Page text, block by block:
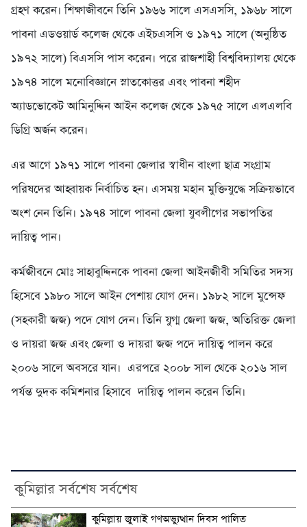
গ্রহণ করেন। শিক্ষাজীবনে তিনি ১৯৬৬ সালে এসএসসি, ১৯৬৮ সালে
পাবনা এডওয়ার্ড কলেজ থেকে এইচএসসি ও ১৯৭১ সালে (অনুষ্ঠিত
১৯৭২ সালে) বিএসসি পাস করেন। পরে রাজশাহী বিশ্ববিদ্যালয় থেকে
১৯৭৪ সালে মনোবিজ্ঞানে স্নাতকোত্তর এবং পাবনা শহীদ
অ্যাডভোকেট আমিনুদ্দিন আইন কলেজ থেকে ১৯৭৫ সালে এলএলবি
ডিগ্রি অর্জন করেন।
এর আগে ১৯৭১ সালে পাবনা জেলার স্বাধীন বাংলা ছাত্র সংগ্রাম
পরিষদের আহ্বায়ক নির্বাচিত হন। এসময় মহান মুক্তিযুদ্ধে সক্রিয়ভাবে
অংশ নেন তিনি। ১৯৭৪ সালে পাবনা জেলা যুবলীগের সভাপতির
দায়িত্ব পান।
কর্মজীবনে মোঃ সাহাবুদ্দিনকে পাবনা জেলা আইনজীবী সমিতির সদস্য
হিসেবে ১৯৮০ সালে আইন পেশায় যোগ দেন। ১৯৮২ সালে মুন্সেফ
(সহকারী জজ) পদে যোগ দেন। তিনি যুগ্ম জেলা জজ, অতিরিক্ত জেলা
ও দায়রা জজ এবং জেলা ও দায়রা জজ পদে দায়িত্ব পালন করে
২০০৬ সালে অবসরে যান। এরপরে ২০০৮ সাল থেকে ২০১৬ সাল
পর্যন্ত দুদক কমিশনার হিসাবে দায়িত্ব পালন করেন তিনি।
কুমিল্লার সর্বশেষ সর্বশেষ
কুমিল্লায় জুলাই গণঅভ্যুত্থান দিবস পালিত